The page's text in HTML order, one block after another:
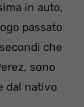
in auto,
passato
che
sono
dal nativo